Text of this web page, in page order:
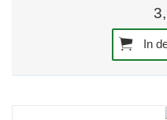
In